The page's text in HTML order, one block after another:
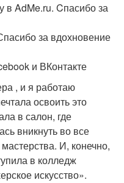
AdMe.ru. Cпасибо за
за вдохновение
и ВКонтакте
, и я работаю
освоить это
в салон, где
вникнуть во все
И, конечно,
в колледж
искусство».